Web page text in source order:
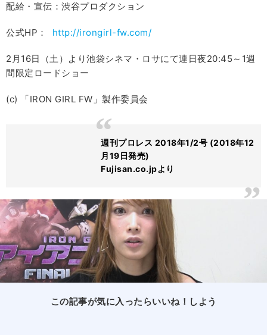
配給・宣伝：渋谷プロダクション
公式HP： http://irongirl-fw.com/
2月16日（土）より池袋シネマ・ロサにて連日夜20:45～ 1週
間限定ロードショー
(c) 「IRON GIRL FW」製作委員会
週刊プロレス 2018年1/2号 (2018年12
月19日発売)
Fujisan.co.jpより
この記事が気に入ったらいいね！しよう